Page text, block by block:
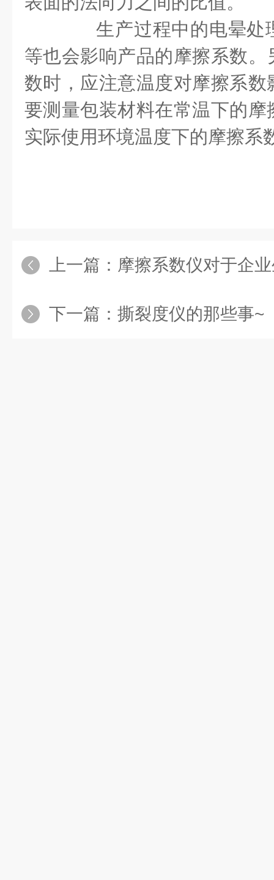
生产过程中的电晕处
等也会影响产品的摩擦系数
数时，应注意温度对摩擦系
要测量包装材料在常温下的
实际使用环境温度下的摩擦系
上一篇： 摩擦系数仪对于企
下一篇： 撕裂度仪的那些事~